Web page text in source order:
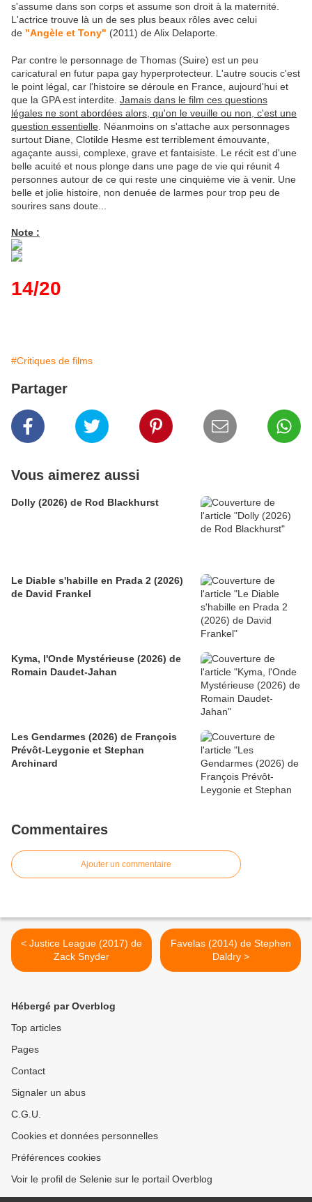
s'assume dans son corps et assume son droit à la maternité.
L'actrice trouve là un de ses plus beaux rôles avec celui
de "Angèle et Tony" (2011) de Alix Delaporte.
Par contre le personnage de Thomas (Suire) est un peu
caricatural en futur papa gay hyperprotecteur. L'autre soucis c'est
le point légal, car l'histoire se déroule en France, aujourd'hui et
que la GPA est interdite. Jamais dans le film ces questions
légales ne sont abordées alors, qu'on le veuille ou non, c'est une
question essentielle . Néanmoins on s'attache aux personnages
surtout Diane, Clotilde Hesme est terriblement émouvante,
agaçante aussi, complexe, grave et fantaisiste. Le récit est d'une
belle acuité et nous plonge dans une page de vie qui réunit 4
personnes autour de ce qui reste une cinquième vie à venir. Une
belle et jolie histoire, non denuée de larmes pour trop peu de
sourires sans doute...
Note :
14/20
#Critiques de films
Partager
Vous aimerez aussi
Dolly (2026) de Rod Blackhurst
Le Diable s'habille en Prada 2 (2026)
de David Frankel
Kyma, l'Onde Mystérieuse (2026) de
Romain Daudet-Jahan
Les Gendarmes (2026) de François
Prévôt-Leygonie et Stephan
Archinard
Commentaires
Ajouter un commentaire
< Justice League (2017) de
Zack Snyder
Favelas (2014) de Stephen
Daldry >
Hébergé par Overblog
Top articles
Pages
Contact
Signaler un abus
C.G.U.
Cookies et données personnelles
Préférences cookies
Voir le profil de Selenie sur le portail Overblog